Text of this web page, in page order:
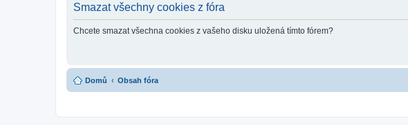
Smazat všechny cookies z fóra
Chcete smazat všechna cookies z vašeho disku uložená tímto fórem?
Domů Obsah fóra